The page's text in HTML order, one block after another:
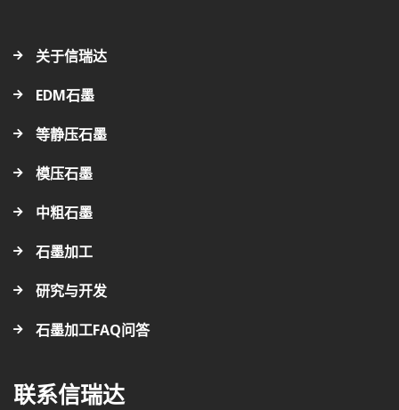
关于信瑞达
EDM石墨
等静压石墨
模压石墨
中粗石墨
石墨加工
研究与开发
石墨加工FAQ问答
联系信瑞达